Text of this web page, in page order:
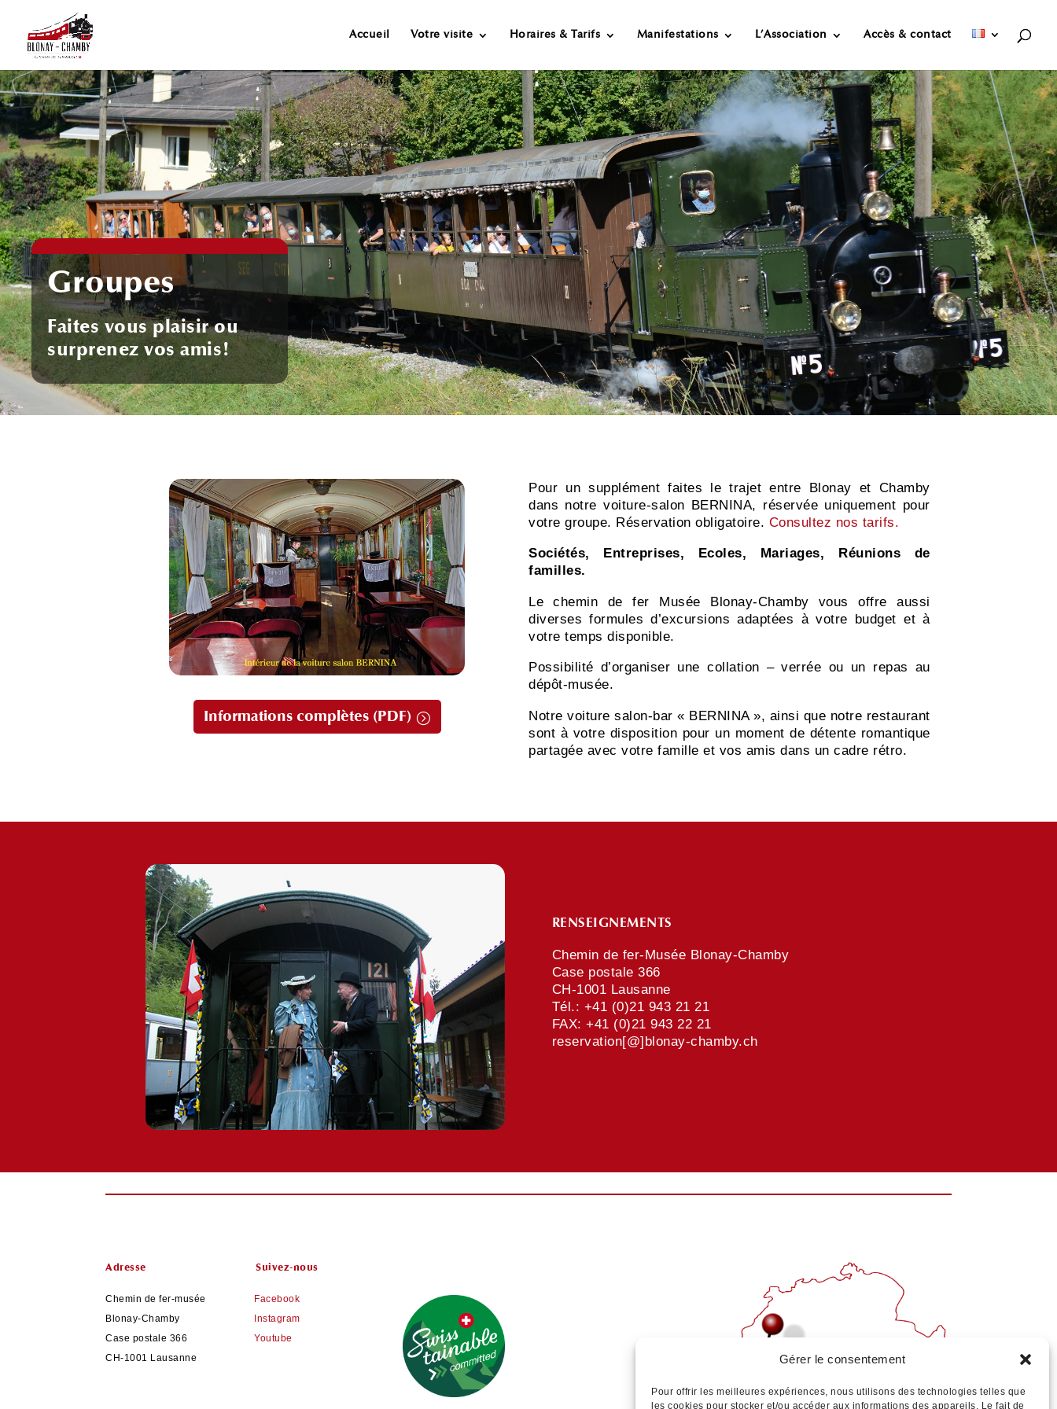
Gérer le consentement
Pour offrir les meilleures expériences, nous utilisons des technologies telles que
les cookies pour stocker et/ou accéder aux informations des appareils. Le fait de
Accueil Votre visite Horaires & Tarifs Manifestations L’Association Accès & contact
Groupes
Faites vous plaisir ou
surprenez vos amis!
Informations complètes (PDF)
Pour un supplément faites le trajet entre Blonay et Chamby
dans notre voiture-salon BERNINA, réservée uniquement pour
votre groupe. Réservation obligatoire. Consultez nos tarifs.
Sociétés, Entreprises, Ecoles, Mariages, Réunions de
familles.
Le chemin de fer Musée Blonay-Chamby vous offre aussi
diverses formules d’excursions adaptées à votre budget et à
votre temps disponible.
Possibilité d’organiser une collation – verrée ou un repas au
dépôt-musée.
Notre voiture salon-bar « BERNINA », ainsi que notre restaurant
sont à votre disposition pour un moment de détente romantique
partagée avec votre famille et vos amis dans un cadre rétro.
RENSEIGNEMENTS
Chemin de fer-Musée Blonay-Chamby
Case postale 366
CH-1001 Lausanne
Tél.: +41 (0)21 943 21 21
FAX: +41 (0)21 943 22 21
reservation[@]blonay-chamby.ch
Adresse
Chemin de fer-musée
Blonay-Chamby
Case postale 366
CH-1001 Lausanne
Suivez-nous
Facebook
Instagram
Youtube